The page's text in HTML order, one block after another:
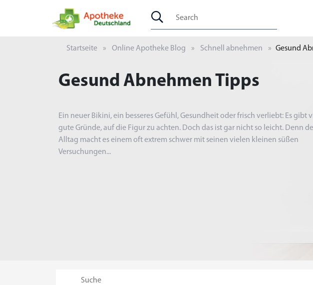
Startseite Online Apotheke Blog Schnell abnehmen Gesund
Gesund Abnehmen Tipps
Ein neuer Bikini, ein besseres Gefühl, Gesundheit oder frisch verliebt: Es gibt
gute Gründe, auf die Figur zu achten. Doch das ist gar nicht so leicht. Denn
Alltag macht es einem oft extrem schwer mit seinen vielen kleinen süßen
Versuchungen...